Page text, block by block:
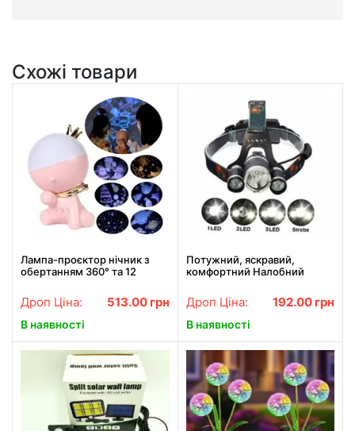
Схожі товари
Лампа-проєктор нічник з
обертанням 360° та 12
настільна декоративна
Дроп Ціна: 513.00 грн
В наявності
Потужний, яскравий,
комфортний Налобний
Найкраща Ціна!
Дроп Ціна: 192.00 грн
В наявності